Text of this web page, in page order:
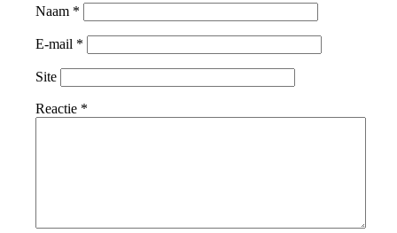
Naam *
E-mail *
Site
Reactie *